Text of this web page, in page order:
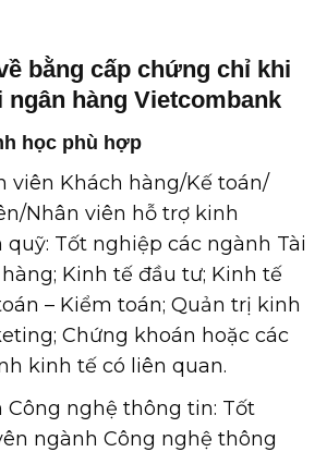
bằng cấp chứng chỉ khi
hàng Vietcombank
học phù hợp
viên Khách hàng/Kế toán/
Nhân viên hỗ trợ kinh
quỹ: Tốt nghiệp các ngành Tài
Kinh tế đầu tư; Kinh tế
– Kiểm toán; Quản trị kinh
Chứng khoán hoặc các
kinh tế có liên quan.
Công nghệ thông tin: Tốt
ngành Công nghệ thông